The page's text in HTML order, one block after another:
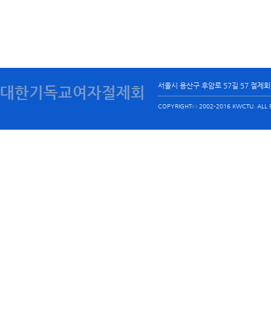
대한기독교여자절제회 서울시 용산구 후암로 57길 57 절제
COPYRIGHTⓒ 2002-2016 KWCTU. ALL